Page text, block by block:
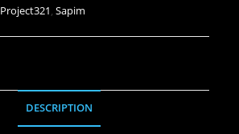
Project321 ,Sapim
DESCRIPTION